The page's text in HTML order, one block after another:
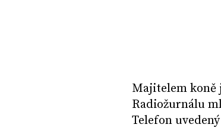
Majitelem koně
Radiožurnálu
Telefon